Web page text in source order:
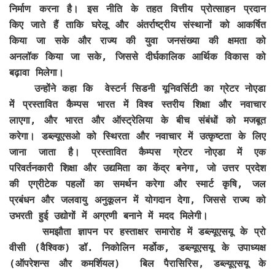
निर्माण करना है। इस नीति के तहत वित्तीय प्रोत्साहन प्रदान
किए जाते हैं ताकि घरेलू और अंतर्राष्ट्रीय संस्थानों को आकर्षित
किया जा सके और राज्य की युवा जनसंख्या की क्षमता को
अनलॉक किया जा सके, जिससे दीर्घकालिक आर्थिक विकास को
बढ़ावा मिलेगा।
उन्होंने कहा कि वेस्टर्न सिडनी यूनिवर्सिटी का ग्रेटर नोएडा
में प्रस्तावित कैम्पस भारत में विश्व स्तरीय शिक्षा और नवाचार
लाएगा, और भारत और ऑस्ट्रेलिया के बीच संबंधों को मजबूत
करेगा। डब्ल्यूएसओ को स्थिरता और नवाचार में उत्कृष्टता के लिए
जाना जाता है। प्रस्तावित कैम्पस ग्रेटर नोएडा में एक
परिवर्तनकारी शिक्षा और उद्यमिता का केंद्र बनेगा, जो उत्तर प्रदेश
की एग्रीटेक पहलों का समर्थन करेगा और स्मार्ट कृषि, जल
प्रबंधन और जलवायु अनुकूलन में योगदान देगा, जिससे राज्य को
उभरती हुई उद्योगों में अग्रणी बनाने में मदद मिलेगी।
समझौता ज्ञापन पर हस्ताक्षर समारोह में डब्ल्यूएसयू के प्रो
वीसी (वैश्विक) डॉ. निकोलिन मर्डोक, डब्ल्यूएसयू के उपाध्यक्ष
(ऑपरेशन्स और कमर्शियल) बिल पैरासिरिस, डब्ल्यूएसयू के